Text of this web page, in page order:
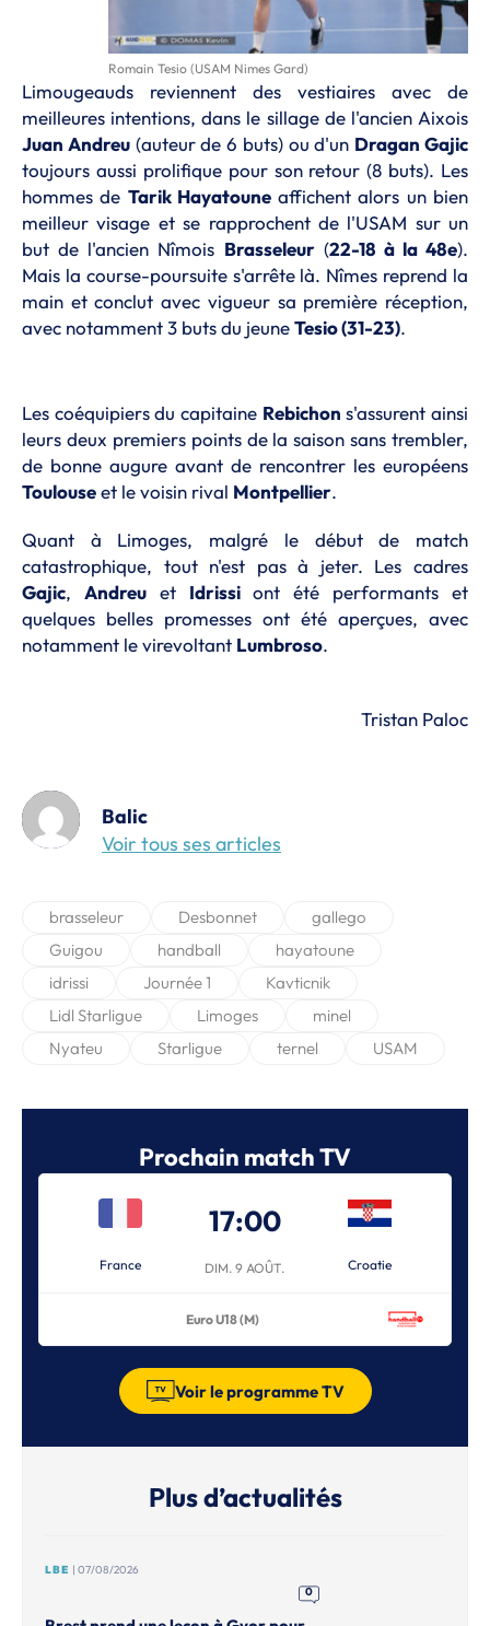
Romain Tesio (USAM Nimes Gard)
Limougeauds reviennent des vestiaires avec de
meilleures intentions, dans le sillage de l'ancien Aixois
Juan Andreu(auteur de 6 buts) ou d'un Dragan Gajic
toujours aussi prolifique pour son retour (8 buts). Les
hommes de Tarik Hayatouneaffichent alors un bien
meilleur visage et se rapprochent de l'USAM sur un
but de l'ancien Nîmois Brasseleur(22-18 à la 48e).
Mais la course-poursuite s'arrête là. Nîmes reprend la
main et conclut avec vigueur sa première réception,
avec notamment 3 buts du jeuneTesio (31-23).
Les coéquipiers du capitaine Rebichon s'assurent ainsi
leurs deux premiers points de la saison sans trembler,
de bonne augure avant de rencontrer les européens
Toulouseet le voisin rival Montpellier.
Quant à Limoges, malgré le début de match
catastrophique, tout n'est pas à jeter. Les cadres
Gajic, Andreuet Idrissiont été performants et
quelques belles promesses ont été aperçues, avec
notamment le virevoltant Lumbroso.
Tristan Paloc
Balic
Voir tous ses articles
brasseleur Desbonnet
gallego
Guigou
handball
hayatoune
idrissi
Journée 1
Kavticnik
Lidl Starligue
Limoges
minel
Nyateu
Starligue ternel USAM
Prochain match TV
France
17:00
DIM. 9 AOÛT. Croatie
Euro U18 (M)
Voir le programme TV
Plus d’actualités
LBE | 07/08/2026
0